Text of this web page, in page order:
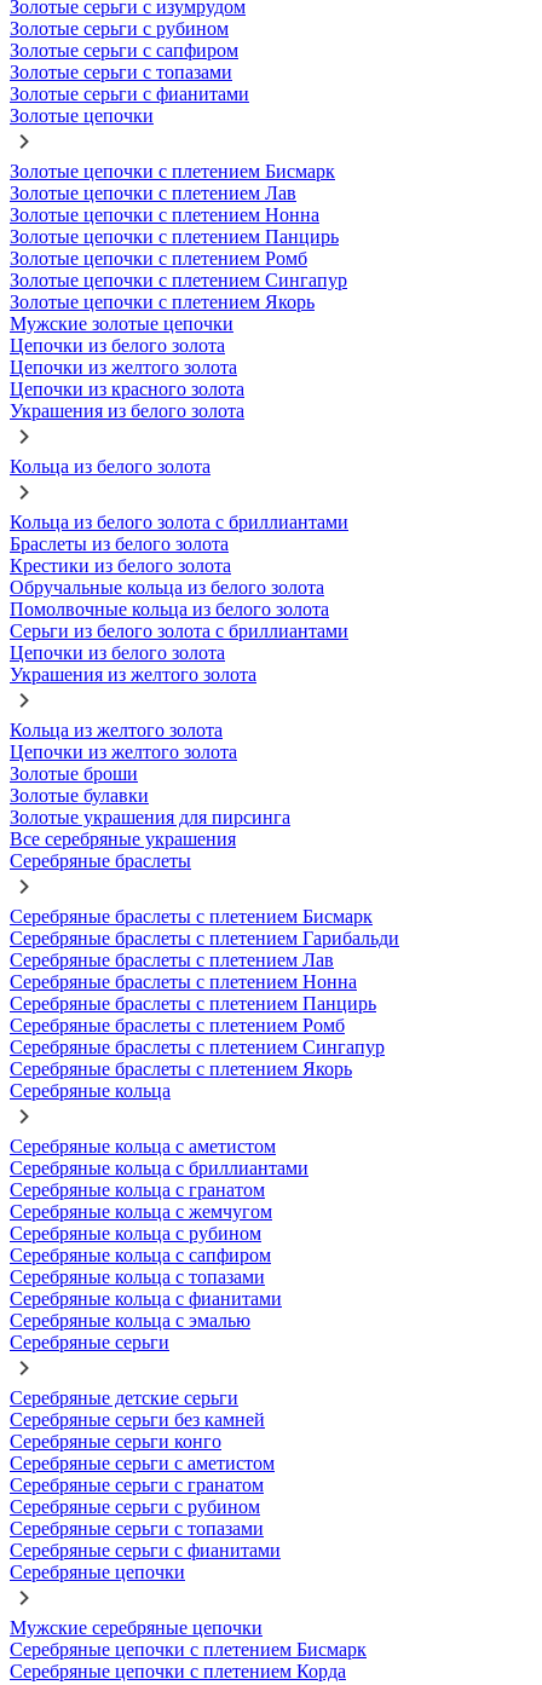
Золотые серьги с изумрудом
Золотые серьги с рубином
Золотые серьги с сапфиром
Золотые серьги с топазами
Золотые серьги с фианитами
Золотые цепочки
Золотые цепочки с плетением Бисмарк
Золотые цепочки с плетением Лав
Золотые цепочки с плетением Нонна
Золотые цепочки с плетением Панцирь
Золотые цепочки с плетением Ромб
Золотые цепочки с плетением Сингапур
Золотые цепочки с плетением Якорь
Мужские золотые цепочки
Цепочки из белого золота
Цепочки из желтого золота
Цепочки из красного золота
Украшения из белого золота
Кольца из белого золота
Кольца из белого золота с бриллиантами
Браслеты из белого золота
Крестики из белого золота
Обручальные кольца из белого золота
Помолвочные кольца из белого золота
Серьги из белого золота с бриллиантами
Цепочки из белого золота
Украшения из желтого золота
Кольца из желтого золота
Цепочки из желтого золота
Золотые броши
Золотые булавки
Золотые украшения для пирсинга
Все серебряные украшения
Серебряные браслеты
Серебряные браслеты с плетением Бисмарк
Серебряные браслеты с плетением Гарибальди
Серебряные браслеты с плетением Лав
Серебряные браслеты с плетением Нонна
Серебряные браслеты с плетением Панцирь
Серебряные браслеты с плетением Ромб
Серебряные браслеты с плетением Сингапур
Серебряные браслеты с плетением Якорь
Серебряные кольца
Серебряные кольца с аметистом
Серебряные кольца с бриллиантами
Серебряные кольца с гранатом
Серебряные кольца с жемчугом
Серебряные кольца с рубином
Серебряные кольца с сапфиром
Серебряные кольца с топазами
Серебряные кольца с фианитами
Серебряные кольца с эмалью
Серебряные серьги
Серебряные детские серьги
Серебряные серьги без камней
Серебряные серьги конго
Серебряные серьги с аметистом
Серебряные серьги с гранатом
Серебряные серьги с рубином
Серебряные серьги с топазами
Серебряные серьги с фианитами
Серебряные цепочки
Мужские серебряные цепочки
Серебряные цепочки с плетением Бисмарк
Серебряные цепочки с плетением Корда